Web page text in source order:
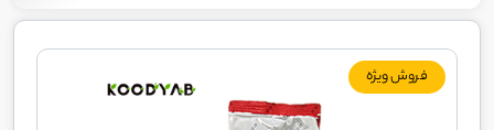
فروش ویژه